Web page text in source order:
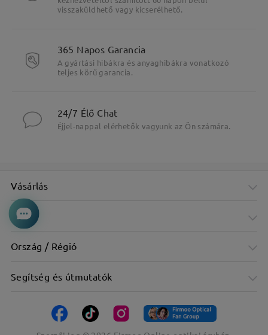
visszaküldhető vagy kicserélhető.
365 Napos Garancia
A gyártási hibákra és anyaghibákra vonatkozó
teljes körű garancia.
24/7 Élő Chat
Éjjel-nappal elérhetők vagyunk az Ön számára.
Vásárlás
Cég
Ország / Régió
Segítség és útmutatók